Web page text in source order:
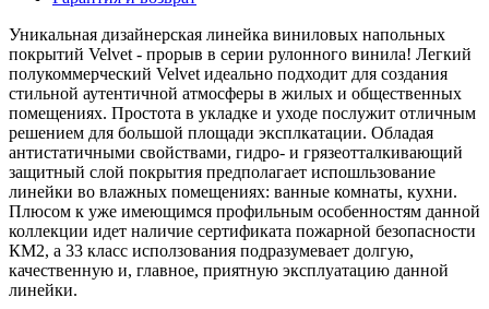
Уникальная дизайнерская линейка виниловых напольных
покрытий Velvet - прорыв в серии рулонного винила! Легкий
полукоммерческий Velvet идеально подходит для создания
стильной аутентичной атмосферы в жилых и общественных
помещениях. Простота в укладке и уходе послужит отличным
решением для большой площади эксплкатации. Обладая
антистатичными свойствами, гидро- и грязеотталкивающий
защитный слой покрытия предполагает испошльзование
линейки во влажных помещениях: ванные комнаты, кухни.
Плюсом к уже имеющимся профильным особенностям данной
коллекции идет наличие сертификата пожарной безопасности
КМ2, а 33 класс исползования подразумевает долгую,
качественную и, главное, приятную эксплуатацию данной
линейки.